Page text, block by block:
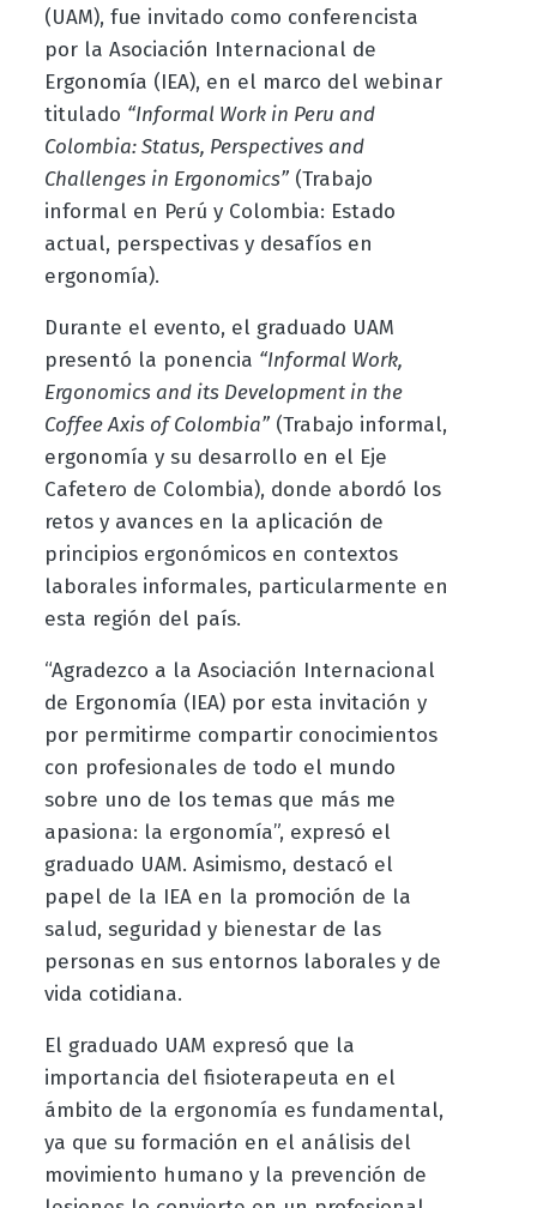
(UAM), fue invitado como conferencista
por la Asociación Internacional de
Ergonomía (IEA), en el marco del webinar
titulado “Informal Work in Peru and
Colombia: Status, Perspectives and
Challenges in Ergonomics”(Trabajo
informal en Perú y Colombia: Estado
actual, perspectivas y desafíos en
ergonomía).
Durante el evento, el graduado UAM
presentó la ponencia “Informal Work,
Ergonomics and its Development in the
Coffee Axis of Colombia”(Trabajo informal,
ergonomía y su desarrollo en el Eje
Cafetero de Colombia), donde abordó los
retos y avances en la aplicación de
principios ergonómicos en contextos
laborales informales, particularmente en
esta región del país.
“Agradezco a la Asociación Internacional
de Ergonomía (IEA) por esta invitación y
por permitirme compartir conocimientos
con profesionales de todo el mundo
sobre uno de los temas que más me
apasiona: la ergonomía”, expresó el
graduado UAM. Asimismo, destacó el
papel de la IEA en la promoción de la
salud, seguridad y bienestar de las
personas en sus entornos laborales y de
vida cotidiana.
El graduado UAM expresó que la
importancia del fisioterapeuta en el
ámbito de la ergonomía es fundamental,
ya que su formación en el análisis del
movimiento humano y la prevención de